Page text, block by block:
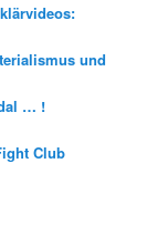
und
… !
Club